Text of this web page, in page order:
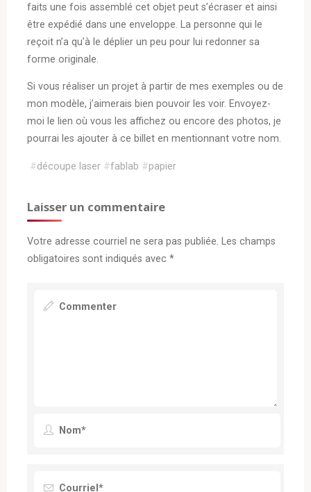
faits une fois assemblé cet objet peut s’écraser et ainsi
être expédié dans une enveloppe. La personne qui le
reçoit n’a qu’à le déplier un peu pour lui redonner sa
forme originale.
Si vous réaliser un projet à partir de mes exemples ou de
mon modèle, j’aimerais bien pouvoir les voir. Envoyez-
moi le lien où vous les affichez ou encore des photos, je
pourrai les ajouter à ce billet en mentionnant votre nom.
#découpe laser #fablab #papier
Laisser un commentaire
Votre adresse courriel ne sera pas publiée. Les champs
obligatoires sont indiqués avec *